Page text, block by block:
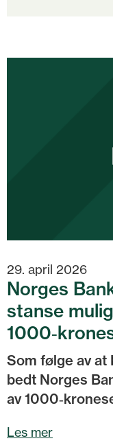
29. april 2026
Norges
stanse
Som følge av
bedt Norges
av
Les mer